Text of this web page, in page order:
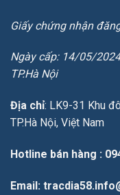
Giấy chứng nhận
Ngày cấp: 14/05/
TP.Hà Nội
Địa chỉ: LK9-31 Khu
TP.Hà Nội, Việt Nam
Hotline bán hàng :
Email: